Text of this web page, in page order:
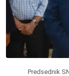
Predsednik